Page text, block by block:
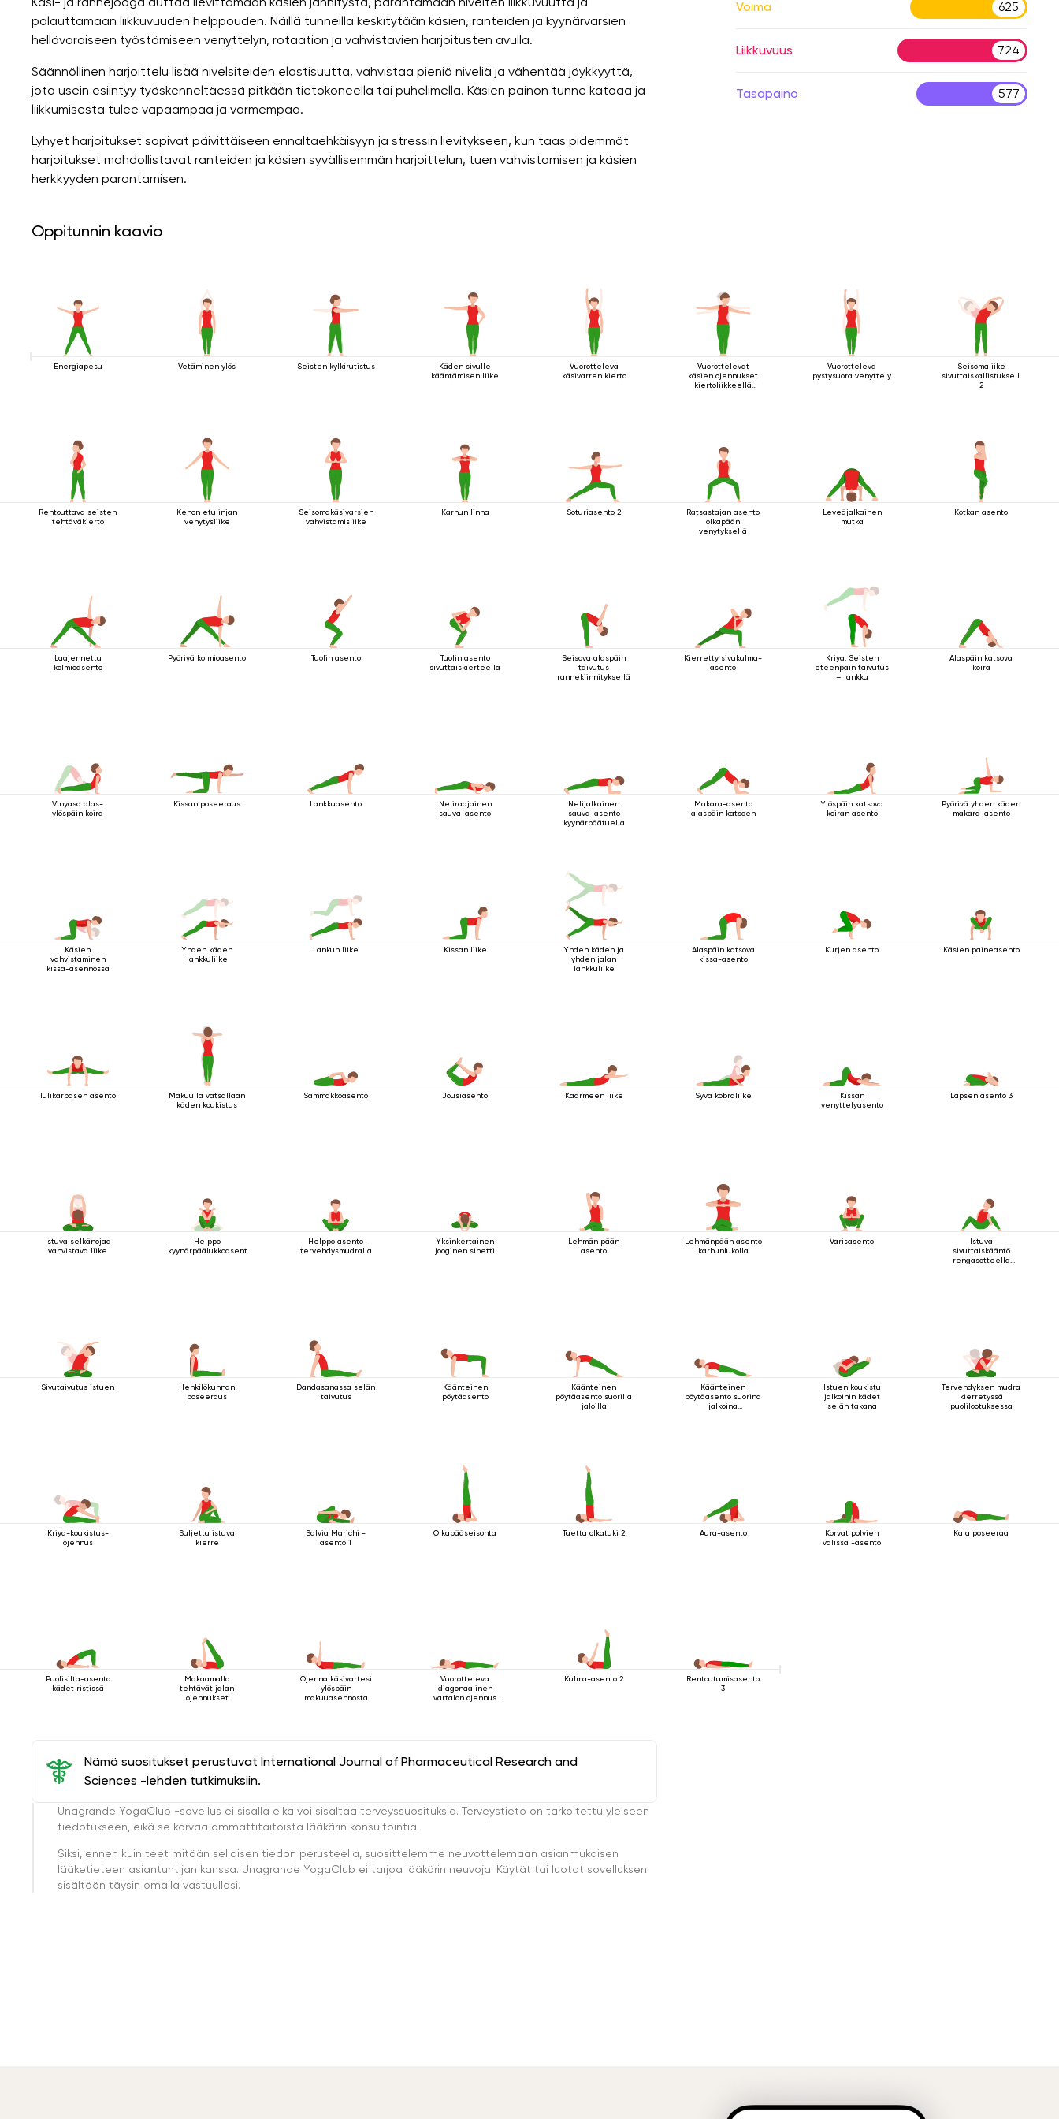
palauttamaan liikkuvuuden helppouden. Näillä tunneilla keskitytään käsien, ranteiden ja kyynärvarsien
hellävaraiseen työstämiseen venyttelyn, rotaation ja vahvistavien harjoitusten avulla.
Säännöllinen harjoittelu lisää nivelsiteiden elastisuutta, vahvistaa pieniä niveliä ja vähentää jäykkyyttä,
jota usein esiintyy työskenneltäessä pitkään tietokoneella tai puhelimella. Käsien painon tunne katoaa ja
liikkumisesta tulee vapaampaa ja varmempaa.
Lyhyet harjoitukset sopivat päivittäiseen ennaltaehkäisyyn ja stressin lievitykseen, kun taas pidemmät
harjoitukset mahdollistavat ranteiden ja käsien syvällisemmän harjoittelun, tuen vahvistamisen ja käsien
herkkyyden parantamisen.
Voima 625
Liikkuvuus 724
Tasapaino 577
Oppitunnin kaavio
Energiapesu Vetäminen ylös Seisten kylkirutistus
Käden sivulle
kääntämisen liike
Vuorotteleva
käsivarren kierto
Vuorottelevat
käsien ojennukset
kiertoliikkeellä
Vuorotteleva
pystysuora venyttely
Seisomaliike
sivuttaiskallistuksella
2
Rentouttava seisten
tehtäväkierto
Kehon etulinjan
venytysliike
Seisomakäsivarsien
vahvistamisliike
Karhun linna Soturiasento 2
Ratsastajan asento
olkapään
venytyksellä
Leveäjalkainen
mutka
Kotkan asento
Laajennettu
kolmioasento
Pyörivä kolmioasento Tuolin asento
Tuolin asento
sivuttaiskierteellä
Seisova alaspäin
taivutus
rannekiinnityksellä
Kierretty sivukulma-
asento
Kriya: Seisten
eteenpäin taivutus
– lankku
Alaspäin katsova
koira
Vinyasa alas-
ylöspäin koira
Kissan poseeraus Lankkuasento
Neliraajainen
sauva-asento
Nelijalkainen
sauva-asento
kyynärpäätuella
Makara-asento
alaspäin katsoen
Ylöspäin katsova
koiran asento
Pyörivä yhden käden
makara-asento
Käsien
vahvistaminen
kissa-asennossa
Yhden käden
lankkuliike
Lankun liike Kissan liike
Yhden käden ja
yhden jalan
lankkuliike
Alaspäin katsova
kissa-asento
Kurjen asento Käsien paineasento
Tulikärpäsen asento
Makuulla vatsallaan
käden koukistus
Sammakkoasento Jousiasento Käärmeen liike Syvä kobraliike
Kissan
venyttelyasento
Lapsen asento 3
Istuva selkänojaa
vahvistava liike
Helppo
kyynärpäälukkoasento
Helppo asento
tervehdysmudralla
Yksinkertainen
jooginen sinetti
Lehmän pään
asento
Lehmänpään asento
karhunlukolla
Varisasento
Istuva
sivuttaiskääntö
rengasotteella
Sivutaivutus istuen
Henkilökunnan
poseeraus
Dandasanassa selän
taivutus
Käänteinen
pöytäasento
Käänteinen
pöytäasento suorilla
jaloilla
Käänteinen
pöytäasento suorina
jalkoina
Istuen koukistu
jalkoihin kädet
selän takana
Tervehdyksen mudra
kierretyssä
puolilootuksessa
Kriya-koukistus-
ojennus
Suljettu istuva
kierre
Salvia Marichi -
asento 1
Olkapääseisonta Tuettu olkatuki 2 Aura-asento
Korvat polvien
välissä -asento
Kala poseeraa
Puolisilta-asento
kädet ristissä
Makaamalla
tehtävät jalan
ojennukset
Ojenna käsivartesi
ylöspäin
makuuasennosta
Vuorotteleva
diagonaalinen
vartalon ojennus
Kulma-asento 2
Rentoutumisasento
3
Nämä suositukset perustuvat International Journal of Pharmaceutical Research and
Sciences -lehden tutkimuksiin.
Unagrande YogaClub -sovellus ei sisällä eikä voi sisältää terveyssuosituksia. Terveystieto on tarkoitettu yleiseen
tiedotukseen, eikä se korvaa ammattitaitoista lääkärin konsultointia.
Siksi, ennen kuin teet mitään sellaisen tiedon perusteella, suosittelemme neuvottelemaan asianmukaisen
lääketieteen asiantuntijan kanssa. Unagrande YogaClub ei tarjoa lääkärin neuvoja. Käytät tai luotat sovelluksen
sisältöön täysin omalla vastuullasi.